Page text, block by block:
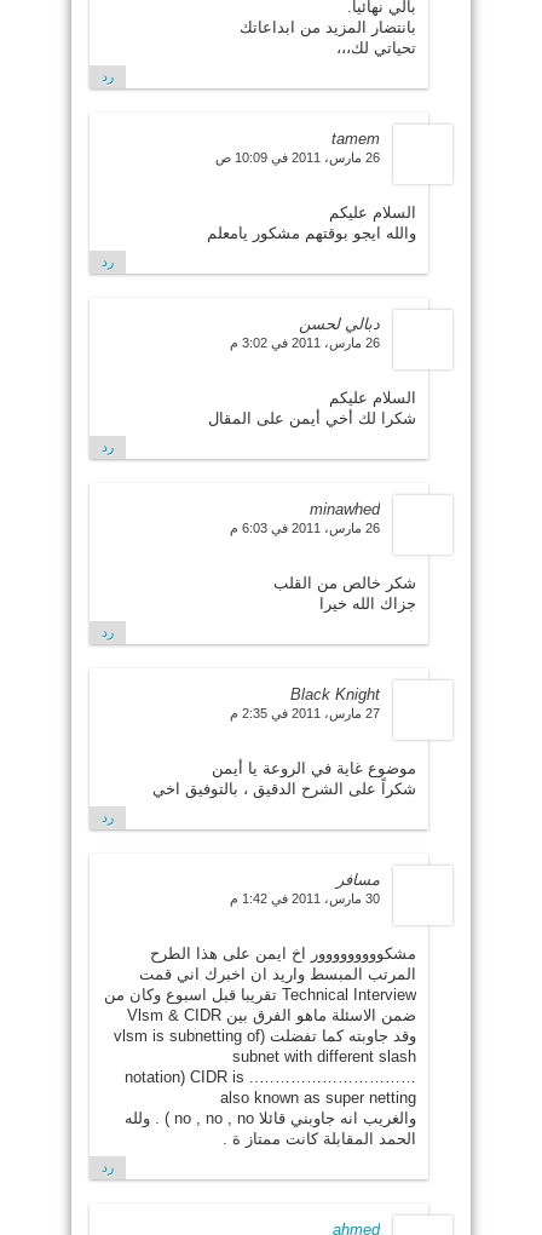
بالي نهائيا.
بانتضار المزيد من ابداعاتك
تحياتي لك،،،
رد
tamem
26 مارس، 2011 في 10:09 ص
السلام عليكم
والله ايجو بوقتهم مشكور يامعلم
رد
دبالي لحسن
26 مارس، 2011 في 3:02 م
السلام عليكم
شكرا لك أخي أيمن على المقال
رد
minawhed
26 مارس، 2011 في 6:03 م
شكر خالص من القلب
جزاك الله خيرا
رد
Black Knight
27 مارس، 2011 في 2:35 م
موضوع غاية في الروعة يا أيمن
شكراً على الشرح الدقيق ، بالتوفيق اخي
رد
مسافر
30 مارس، 2011 في 1:42 م
مشكووووووووور اخ ايمن على هذا الطرح
المرتب المبسط واريد ان اخبرك اني قمت
Technical Interview تقريبا قبل اسبوع وكان من
ضمن الاسئلة ماهو الفرق بين Vlsm & CIDR
وقد جاوبته كما تفضلت (vlsm is subnetting of
subnet with different slash
………………………….. notation) CIDR is
also known as super netting
والغريب انه جاوبني قائلا no , no , no ) . ولله
الحمد المقابلة كانت ممتاز ة .
رد
ahmed